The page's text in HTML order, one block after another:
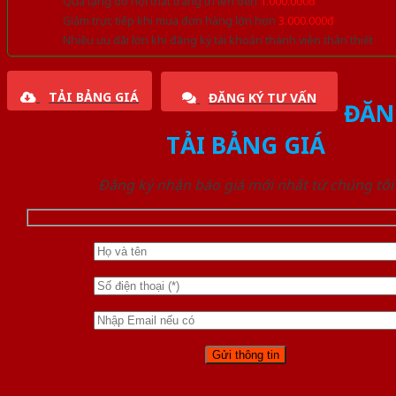
Giảm trực tiếp khi mua đơn hàng lớn hơn 3.000.000đ
Nhiều ưu đãi lớn khi đăng ký tài khoản thành viên thân thiết
TẢI BẢNG GIÁ ĐĂNG KÝ TƯ VẤN
TẢI BẢNG GIÁ
Đăng ký nhận báo giá mới nhất từ chúng tôi